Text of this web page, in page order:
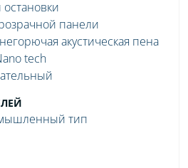
панели
акустическая пена
tech
тип